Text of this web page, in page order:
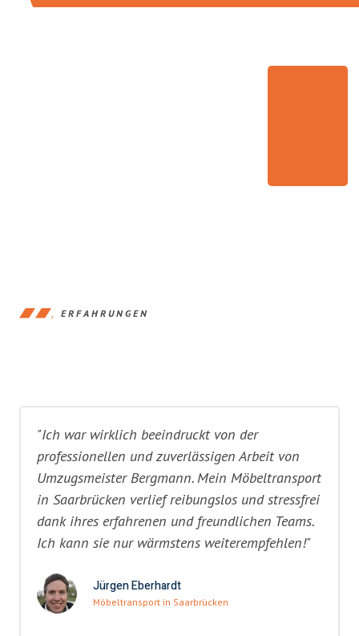
ERFAHRUNGEN
"Ich war wirklich beeindruckt von der
professionellen und zuverlässigen Arbeit von
Umzugsmeister Bergmann. Mein Möbeltransport
in Saarbrücken verlief reibungslos und stressfrei
dank ihres erfahrenen und freundlichen Teams.
Ich kann sie nur wärmstens weiterempfehlen!"
Jürgen Eberhardt
Möbeltransport in Saarbrücken